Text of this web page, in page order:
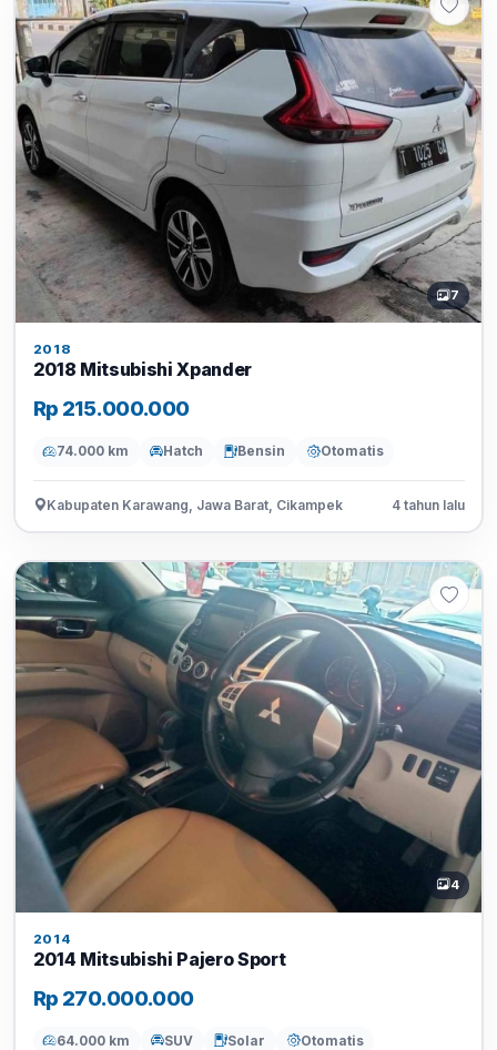
7
2018
2018 Mitsubishi Xpander
Rp 215.000.000
74.000 km Hatch Bensin Otomatis
Kabupaten Karawang, Jawa Barat, Cikampek 4 tahun lalu
4
2014
2014 Mitsubishi Pajero Sport
Rp 270.000.000
64.000 km SUV Solar Otomatis